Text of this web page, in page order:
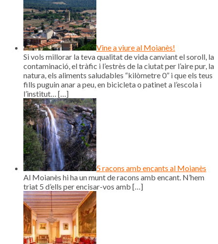
Vine a viure al Moianès!
Si vols millorar la teva qualitat de vida canviant el soroll, la
contaminació, el tràfic i l’estrès de la ciutat per l’aire pur, la
natura, els aliments saludables “kilòmetre 0” i que els teus
fills puguin anar a peu, en bicicleta o patinet a l’escola i
l’institut… […]
5 racons amb encants al Moianès
Al Moianès hi ha un munt de racons amb encant. N’hem
triat 5 d’ells per encisar-vos amb […]